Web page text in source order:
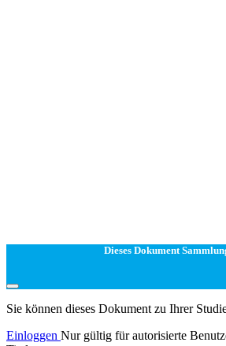
Dieses Dokument
Sie können dieses Dokument zu Ihrer
Einloggen Nur gültig für autorisierte